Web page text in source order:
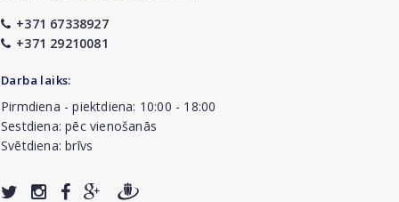
+371 67338927
+371 29210081
Darba laiks:
Pirmdiena - piektdiena: 10:00 - 18:00
Sestdiena: pēc vienošanās
Svētdiena: brīvs